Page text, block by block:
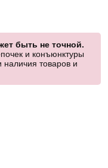
быть не точной.
и конъюнктуры
товаров и